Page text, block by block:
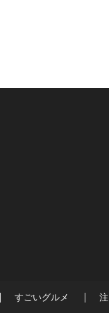
すごいグルメ